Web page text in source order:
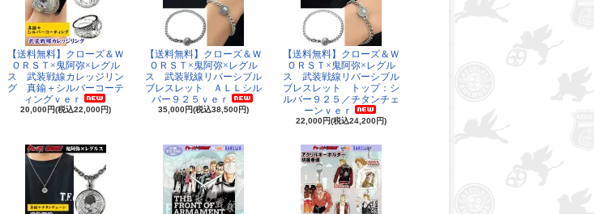
【送料無料】クローズ＆Ｗ
ＯＲＳＴ×鬼阿弥×レグル
ス 武装戦線カレッジリン
グ 真鍮＋シルバーコーテ
ィングｖｅｒ
20,000円(税込22,000円)
【送料無料】クローズ＆Ｗ
ＯＲＳＴ×鬼阿弥×レグル
ス 武装戦線リバーシブル
ブレスレット ＡＬＬシル
バー９２５ｖｅｒ
35,000円(税込38,500円)
【送料無料】クローズ＆Ｗ
ＯＲＳＴ×鬼阿弥×レグル
ス 武装戦線リバーシブル
ブレスレット トップ：シ
ルバー９２５／チタンチェ
ーンｖｅｒ
22,000円(税込24,200円)